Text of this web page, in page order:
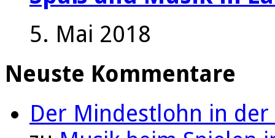
5. Mai 2018
Neuste Kommentare
Der Mindestlohn in der